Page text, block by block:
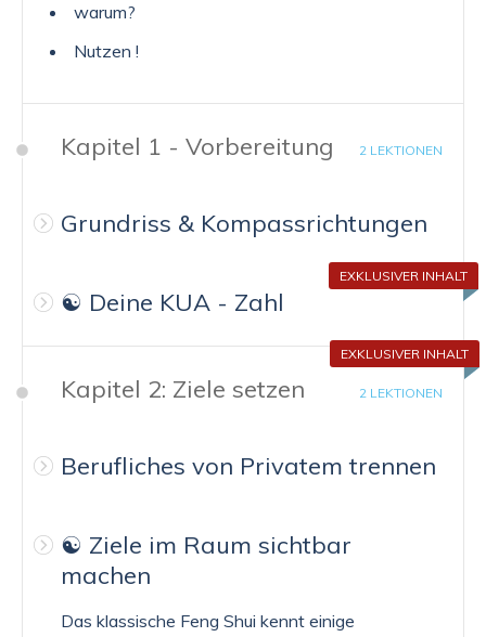
warum?
Nutzen !
Kapitel 1 - Vorbereitung 2 LEKTIONEN
Grundriss & Kompassrichtungen
EXKLUSIVER INHALT
☯️ Deine KUA - Zahl
EXKLUSIVER INHALT
Kapitel 2: Ziele setzen 2 LEKTIONEN
Berufliches von Privatem trennen
☯️ Ziele im Raum sichtbar
machen
Das klassische Feng Shui kennt einige